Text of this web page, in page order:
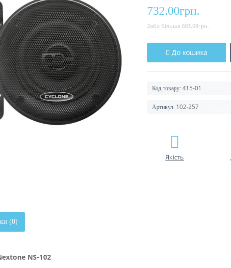
732.00грн.
2або більше 603.98грн.
До кошика
Код товару: 415-01
Артикул: 102-257
Якість
(0)
NS-102